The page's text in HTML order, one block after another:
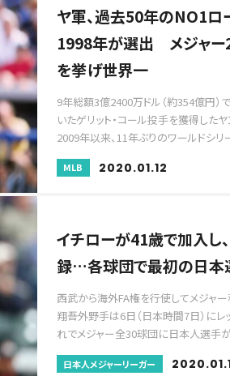
ヤ軍、過去50年のNO1
1998年が選出 メジャー
を挙げ世界一
9年総額3億2400万ドル（約354億円）
いたゲリット・コール投手を獲得した
2009年以来、11年ぶりのワールドシ
MLB 2020.01.12
イチローが41歳で加入し
録…各球団で最初の日本
西武から海外FA権を行使してメジャ
翔吾外野手は6日（日本時間7日）にレ
れでメジャー全30球団に日本人選手
日本人メジャーリーガー